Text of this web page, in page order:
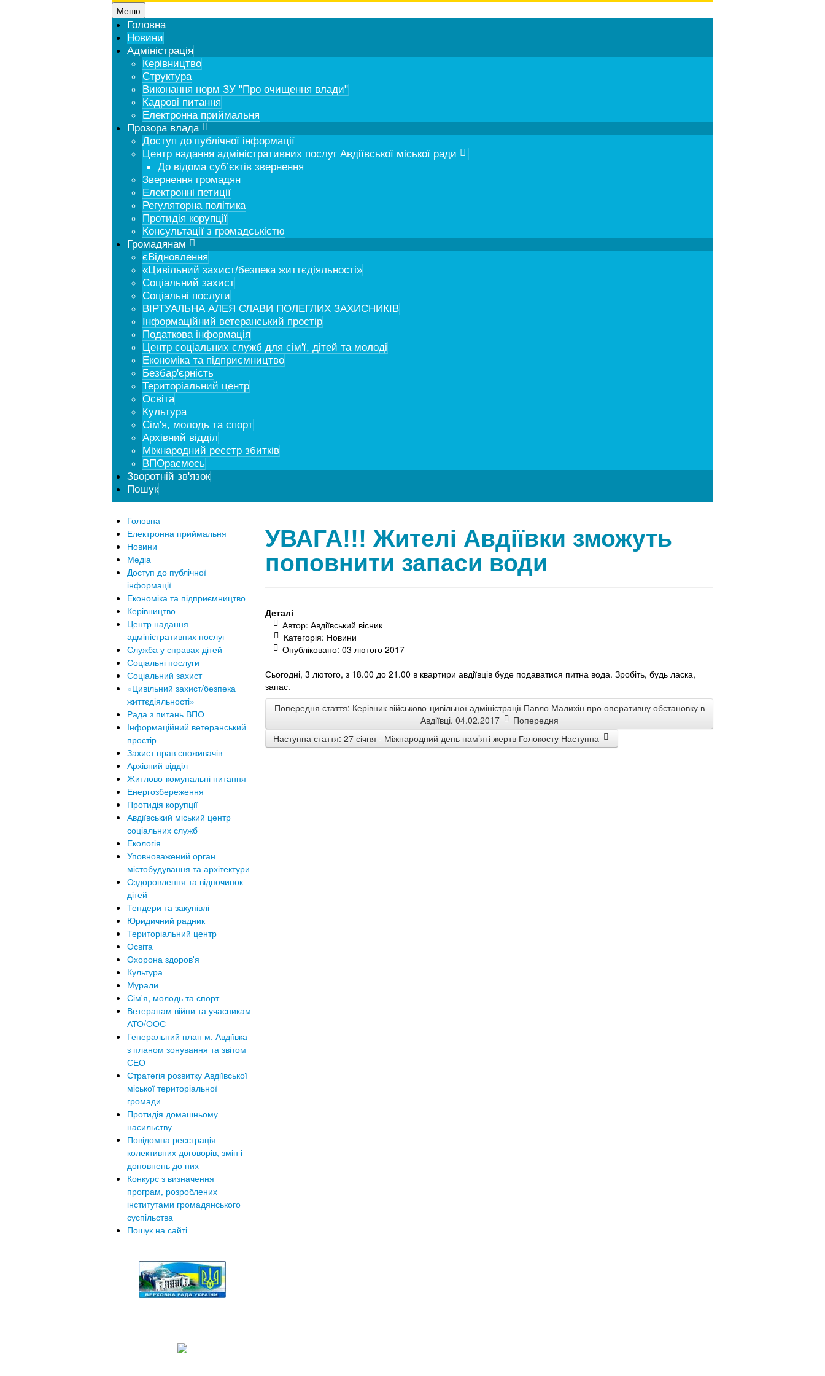
Меню
Головна
Новини
Адміністрація
Керівництво
Структура
Виконання норм ЗУ "Про очищення влади"
Кадрові питання
Електронна приймальня
Прозора влада
Доступ до публічної інформації
Центр надання адміністративних послуг Авдіївської міської ради
До відома суб’єктів звернення
Звернення громадян
Електронні петиції
Регуляторна політика
Протидія корупції
Консультації з громадськістю
Громадянам
єВідновлення
«Цивільний захист/безпека життєдіяльності»
Соціальний захист
Соціальні послуги
ВІРТУАЛЬНА АЛЕЯ СЛАВИ ПОЛЕГЛИХ ЗАХИСНИКІВ
Інформаційний ветеранський простір
Податкова інформація
Центр соціальних служб для сім'ї, дітей та молоді
Економіка та підприємництво
Безбар'єрність
Територіальний центр
Освіта
Культура
Сім'я, молодь та спорт
Архівний відділ
Міжнародний реєстр збитків
ВПОраємось
Зворотній зв'язок
Пошук
Головна
Електронна приймальня
Новини
Медіа
Доступ до публічної
інформації
Економіка та підприємництво
Керівництво
Центр надання
адміністративних послуг
Служба у справах дітей
Соціальні послуги
Соціальний захист
«Цивільний захист/безпека
життєдіяльності»
Рада з питань ВПО
Інформаційний ветеранський
простір
Захист прав споживачів
Архівний відділ
Житлово-комунальні питання
Енергозбереження
Протидія корупції
Авдіївський міський центр
соціальних служб
Екологія
Уповноважений орган
містобудування та архітектури
Оздоровлення та відпочинок
дітей
Тендери та закупівлі
Юридичний радник
Територіальний центр
Освіта
Охорона здоров'я
Культура
Мурали
Сім'я, молодь та спорт
Ветеранам війни та учасникам
АТО/ООС
Генеральний план м. Авдіївка
з планом зонування та звітом
СЕО
Стратегія розвитку Авдіївської
міської територіальної
громади
Протидія домашньому
насильству
Повідомна реєстрація
колективних договорів, змін і
доповнень до них
Конкурс з визначення
програм, розроблених
інститутами громадянського
суспільства
Пошук на сайті
УВАГА!!! Жителі Авдіївки зможуть
поповнити запаси води
Деталі
Автор:Авдіївський вісник
Категорія: Новини
Опубліковано: 03 лютого 2017
Сьогодні, 3 лютого, з 18.00 до 21.00 в квартири авдіївців буде подаватися питна вода. Зробіть, будь ласка,
запас.
Попередня стаття: Керівник військово-цивільної адміністрації Павло Малихін про оперативну обстановку в
Авдіївці. 04.02.2017
Попередня
Наступна стаття: 27 січня - Міжнародний день пам’яті жертв Голокосту Наступна